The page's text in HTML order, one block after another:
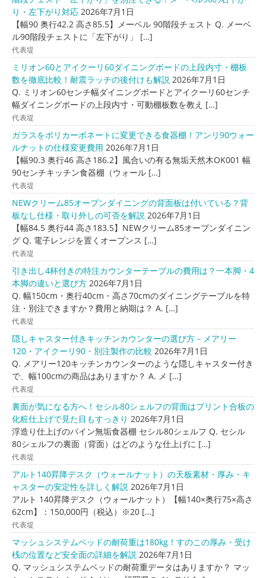
り・左下がり対応 2026年7月1日
【幅90 奥行42.2 高さ85.5】メーベル 90階段チェスト Q. メーベ
ル90階段チェストに「左下がり」 […]
代表堤
ミリオン60とアイクーリ60ダイニングボードの上段内寸・棚板
数を徹底比較！耐震ラッチの後付けも解説 2026年7月1日
Q. ミリオン60センチ幅ダイニングボードとアイクーリ60センチ
幅ダイニングボードの上段内寸・可動棚板数を教え […]
代表堤
ガラスをポリカーボネートに変更できる食器棚！アンリ90ウォー
ルナットの仕様変更費用 2026年7月1日
【幅90.3 奥行46 高さ186.2】風合いの有る無垢天然木OK001 幅
90センチキッチン食器棚（ウォール […]
代表堤
NEWクリーム85オープンダイニングの背面板は付いている？背
板なし仕様・取り外しの可否を解説 2026年7月1日
【幅84.5 奥行44 高さ183.5】NEWクリーム85オープンダイニン
グ Q. 電子レンジを置くオープンス […]
代表堤
引き出し4杯付きの特注カウンターテーブルの費用は？一本脚・4
本脚の違いと選び方 2026年7月1日
Q. 幅150cm・奥行40cm・高さ70cmのダイニングテーブルを特
注・別注できますか？費用と納期は？ A. […]
代表堤
隠しキャスター付きキッチンカウンターの選び方－メアリー
120・アイクーリ90・別注製作の比較 2026年7月1日
Q. メアリー120キッチンカウンターのような隠しキャスター付き
で、幅100cmの商品はありますか？ A. メ […]
代表堤
裏面が気になる方へ！セシル80シェルフの背面はプリント合板の
化粧仕上げで見た目もすっきり 2026年7月1日
浮造り仕上げのパイン無垢食器棚 セシル80シェルフ Q. セシル
80シェルフの裏面（背面）はどのような仕上げに […]
代表堤
アルト140昇降デスク（ウォールナット）の天板素材・厚み・キ
ャスターの安定性を詳しく解説 2026年7月1日
アルト 140昇降デスク（ウォールナット）【幅140×奥行75×高さ
62cm】：150,000円（税込）※20 […]
代表堤
マッシュシステムベッドの耐荷重は180kg！すのこの厚み・受け
桟の位置など安全面の詳細を解説 2026年7月1日
Q. マッシュシステムベッドの耐荷重データはありますか？ マッ